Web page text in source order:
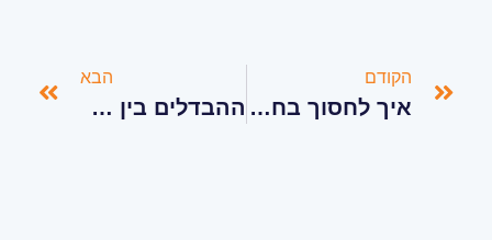
הקודם
איך לחסוך בחשבון הגז?
הבא
ההבדלים בין ספק גז מורשה לבין ספק גז לא מורשה "חאפר"